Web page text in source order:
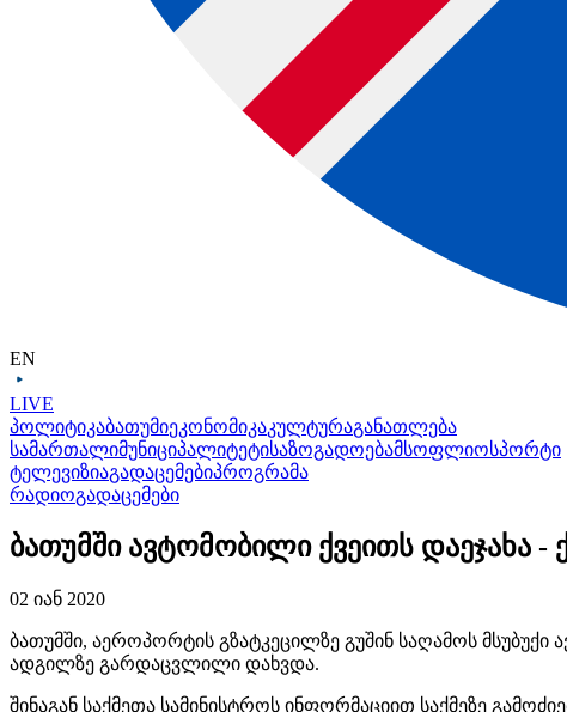
EN
LIVE
პოლიტიკაბათუმიეკონომიკაკულტურაგანათლება
სამართალიმუნიციპალიტეტისაზოგადოებამსოფლიოსპორტი
ტელევიზიაგადაცემებიპროგრამა
რადიოგადაცემები
ბათუმში ავტომობილი ქვეითს დაეჯახა
02 იან 2020
ბათუმში, აეროპორტის გზატკეცილზე გუშინ საღამოს
ადგილზე გარდაცვლილი დახვდა.
შინაგან საქმეთა სამინისტროს ინფორმაციით საქმეზე